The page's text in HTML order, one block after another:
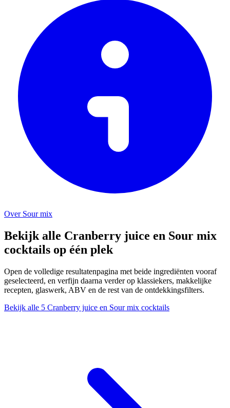
Over Sour mix
Bekijk alle Cranberry juice en Sour mix
cocktails op één plek
Open de volledige resultatenpagina met beide ingrediënten vooraf
geselecteerd, en verfijn daarna verder op klassiekers, makkelijke
recepten, glaswerk, ABV en de rest van de ontdekkingsfilters.
Bekijk alle 5 Cranberry juice en Sour mix cocktails